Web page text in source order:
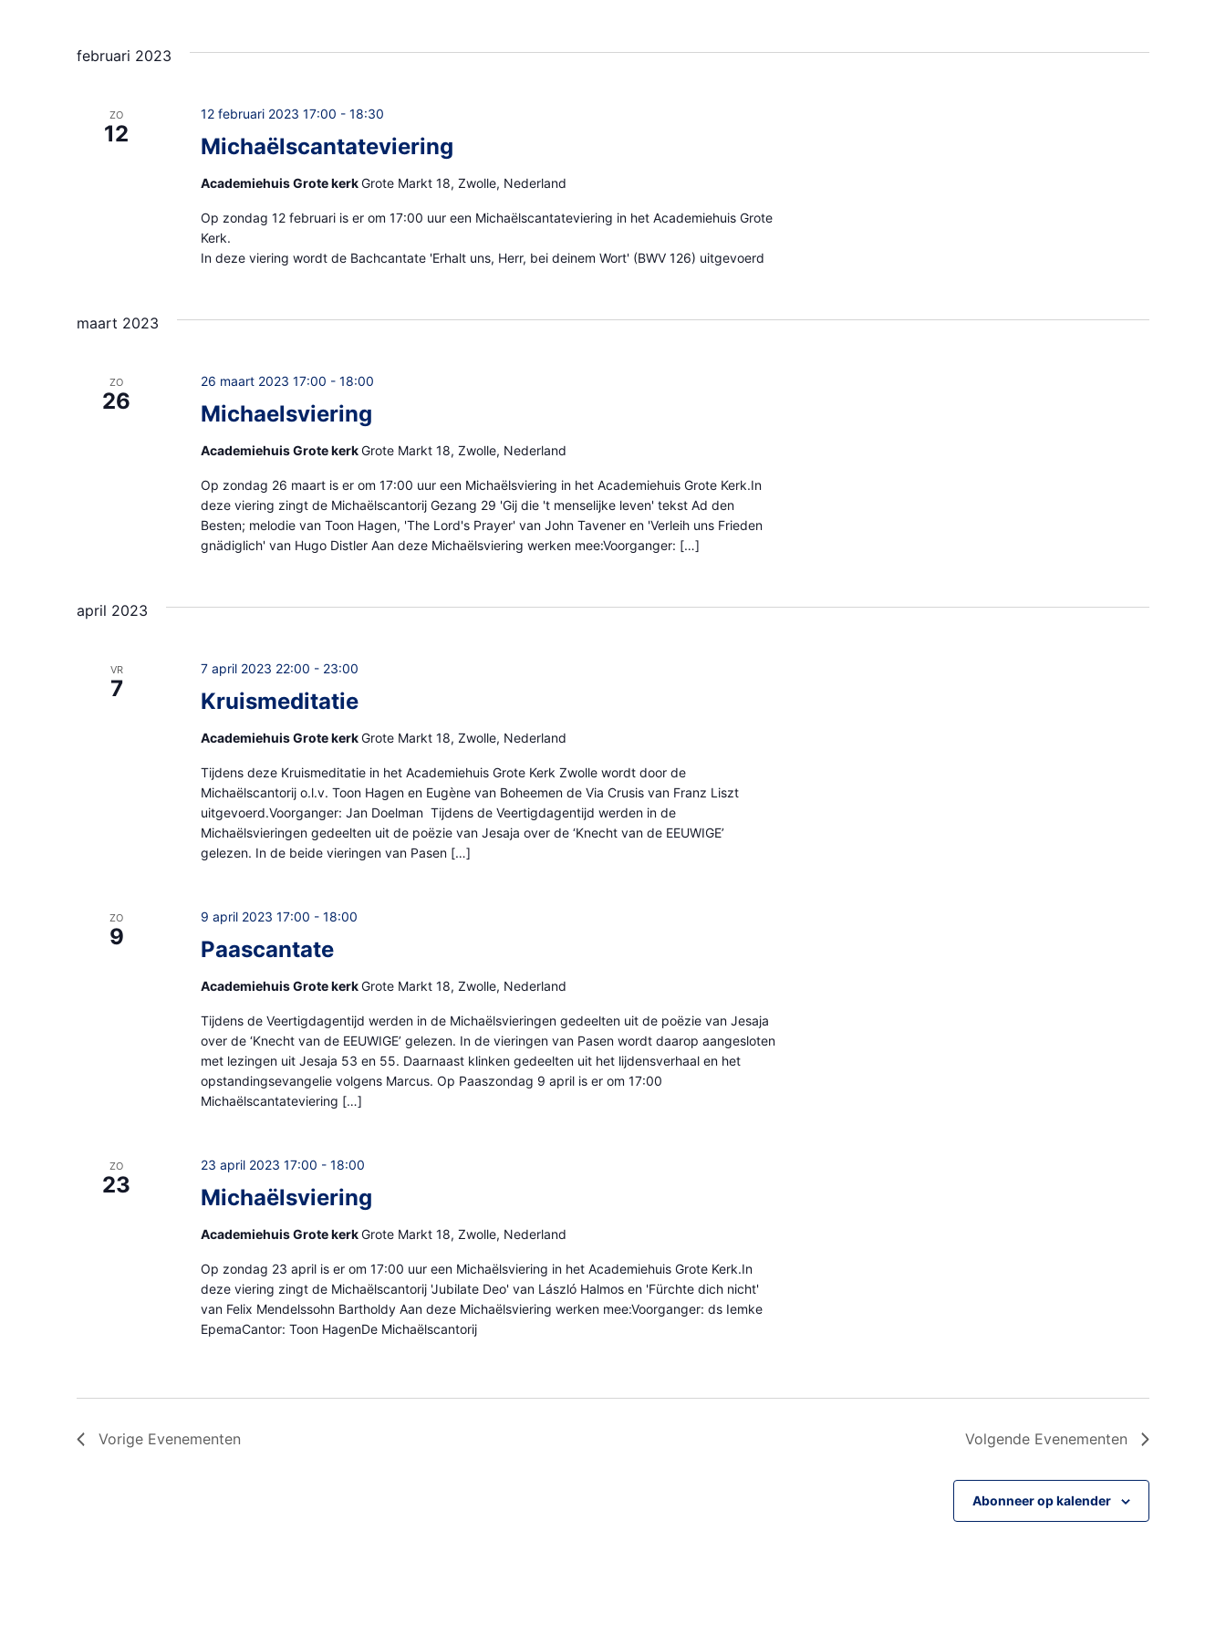
februari 2023
ZO
12 Michaëlscantateviering
12 februari 2023 17:00 - 18:30
Academiehuis Grote kerkGrote Markt 18, Zwolle, Nederland
Op zondag 12 februari is er om 17:00 uur een Michaëlscantateviering in het Academiehuis Grote
Kerk.
In deze viering wordt de Bachcantate 'Erhalt uns, Herr, bei deinem Wort' (BWV 126) uitgevoerd
maart 2023
ZO
26 Michaelsviering
26 maart 2023 17:00 - 18:00
Academiehuis Grote kerkGrote Markt 18, Zwolle, Nederland
Op zondag 26 maart is er om 17:00 uur een Michaëlsviering in het Academiehuis Grote Kerk.In
deze viering zingt de Michaëlscantorij Gezang 29 'Gij die 't menselijke leven' tekst Ad den
Besten; melodie van Toon Hagen, 'The Lord's Prayer' van John Tavener en 'Verleih uns Frieden
gnädiglich' van Hugo Distler Aan deze Michaëlsviering werken mee:Voorganger: […]
april 2023
VR
7 Kruismeditatie
7 april 2023 22:00 - 23:00
Academiehuis Grote kerkGrote Markt 18, Zwolle, Nederland
Tijdens deze Kruismeditatie in het Academiehuis Grote Kerk Zwolle wordt door de
Michaëlscantorij o.l.v. Toon Hagen en Eugène van Boheemen de Via Crusis van Franz Liszt
uitgevoerd.Voorganger: Jan Doelman Tijdens de Veertigdagentijd werden in de
Michaëlsvieringen gedeelten uit de poëzie van Jesaja over de ‘Knecht van de EEUWIGE’
gelezen. In de beide vieringen van Pasen […]
ZO
9 Paascantate
9 april 2023 17:00 - 18:00
Academiehuis Grote kerkGrote Markt 18, Zwolle, Nederland
Tijdens de Veertigdagentijd werden in de Michaëlsvieringen gedeelten uit de poëzie van Jesaja
over de ‘Knecht van de EEUWIGE’ gelezen. In de vieringen van Pasen wordt daarop aangesloten
met lezingen uit Jesaja 53 en 55. Daarnaast klinken gedeelten uit het lijdensverhaal en het
opstandingsevangelie volgens Marcus. Op Paaszondag 9 april is er om 17:00
Michaëlscantateviering […]
ZO
23 Michaëlsviering
23 april 2023 17:00 - 18:00
Academiehuis Grote kerkGrote Markt 18, Zwolle, Nederland
Op zondag 23 april is er om 17:00 uur een Michaëlsviering in het Academiehuis Grote Kerk.In
deze viering zingt de Michaëlscantorij 'Jubilate Deo' van László Halmos en 'Fürchte dich nicht'
van Felix Mendelssohn Bartholdy Aan deze Michaëlsviering werken mee:Voorganger: ds Iemke
EpemaCantor: Toon HagenDe Michaëlscantorij
Vorige Evenementen Volgende Evenementen
Abonneer op kalender